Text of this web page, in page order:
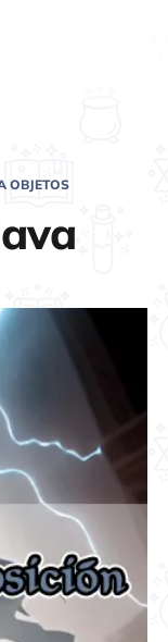
OBJETOS